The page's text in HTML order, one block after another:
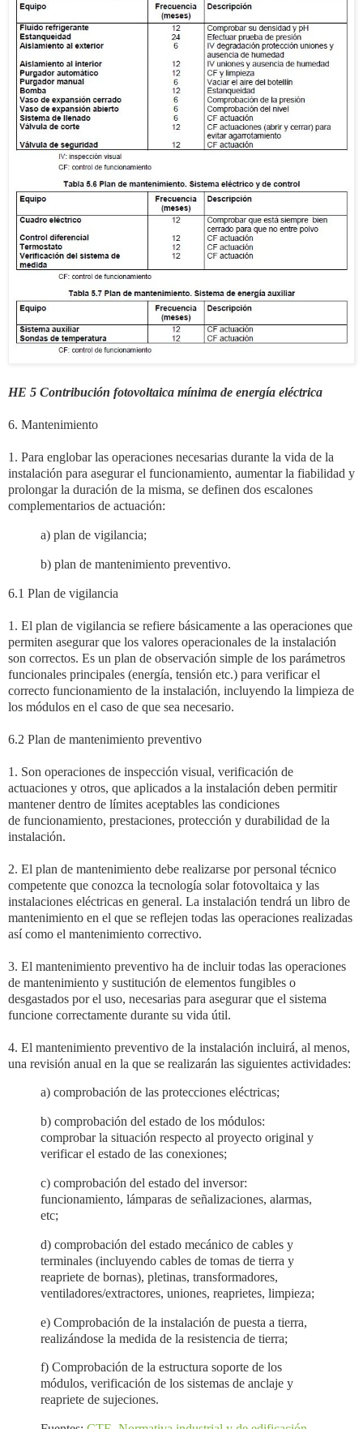
HE 5 Contribución fotovoltaica mínima de energía eléctrica
6. Mantenimiento
1. Para englobar las operaciones necesarias durante la vida de la
instalación para asegurar el funcionamiento, aumentar la fiabilidad y
prolongar la duración de la misma, se definen dos escalones
complementarios de actuación:
a) plan de vigilancia;
b) plan de mantenimiento preventivo.
6.1 Plan de vigilancia
1. El plan de vigilancia se refiere básicamente a las operaciones que
permiten asegurar que los valores operacionales de la instalación
son correctos. Es un plan de observación simple de los parámetros
funcionales principales (energía, tensión etc.) para verificar el
correcto funcionamiento de la instalación, incluyendo la limpieza de
los módulos en el caso de que sea necesario.
6.2 Plan de mantenimiento preventivo
1. Son operaciones de inspección visual, verificación de
actuaciones y otros, que aplicados a la instalación deben permitir
mantener dentro de límites aceptables las condiciones
de funcionamiento, prestaciones, protección y durabilidad de la
instalación.
2. El plan de mantenimiento debe realizarse por personal técnico
competente que conozca la tecnología solar fotovoltaica y las
instalaciones eléctricas en general. La instalación tendrá un libro de
mantenimiento en el que se reflejen todas las operaciones realizadas
así como el mantenimiento correctivo.
3. El mantenimiento preventivo ha de incluir todas las operaciones
de mantenimiento y sustitución de elementos fungibles o
desgastados por el uso, necesarias para asegurar que el sistema
funcione correctamente durante su vida útil.
4. El mantenimiento preventivo de la instalación incluirá, al menos,
una revisión anual en la que se realizarán las siguientes actividades:
a) comprobación de las protecciones eléctricas;
b) comprobación del estado de los módulos:
comprobar la situación respecto al proyecto original y
verificar el estado de las conexiones;
c) comprobación del estado del inversor:
funcionamiento, lámparas de señalizaciones, alarmas,
etc;
d) comprobación del estado mecánico de cables y
terminales (incluyendo cables de tomas de tierra y
reapriete de bornas), pletinas, transformadores,
ventiladores/extractores, uniones, reaprietes, limpieza;
e) Comprobación de la instalación de puesta a tierra,
realizándose la medida de la resistencia de tierra;
f) Comprobación de la estructura soporte de los
módulos, verificación de los sistemas de anclaje y
reapriete de sujeciones.